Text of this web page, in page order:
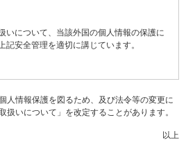
いについて、当該外国の個人情報の保護に
記安全管理を適切に講じています。
人情報保護を図るため、及び法令等の変更に
扱いについて」を改定することがあります。
以上